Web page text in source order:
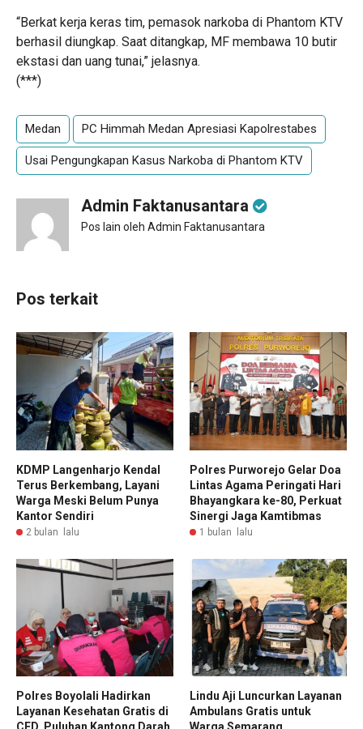
“Berkat kerja keras tim, pemasok narkoba di Phantom KTV
berhasil diungkap. Saat ditangkap, MF membawa 10 butir
ekstasi dan uang tunai,” jelasnya.
(***)
Medan PC Himmah Medan Apresiasi Kapolrestabes
Usai Pengungkapan Kasus Narkoba di Phantom KTV
Admin Faktanusantara
Pos lain oleh Admin Faktanusantara
Pos terkait
KDMP Langenharjo Kendal
Terus Berkembang, Layani
Warga Meski Belum Punya
Kantor Sendiri
2 bulan lalu
Polres Purworejo Gelar Doa
Lintas Agama Peringati Hari
Bhayangkara ke-80, Perkuat
Sinergi Jaga Kamtibmas
1 bulan lalu
Polres Boyolali Hadirkan
Layanan Kesehatan Gratis di
Lindu Aji Luncurkan Layanan
Ambulans Gratis untuk